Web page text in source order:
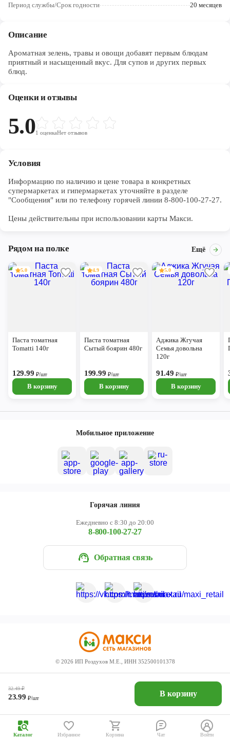
32.49₽
23.99₽/шт В корзину
Период службы/Срок годности 20 месяцев
Описание
Ароматная зелень, травы и овощи добавят первым блюдам
приятный и насыщенный вкус. Для супов и других первых
блюд.
Оценки и отзывы
5.01 оценкаНет отзывов
Условия
Информацию по наличию и цене товара в конкретных
супермаркетах и гипермаркетах уточняйте в разделе
"Сообщения" или по телефону горячей линии 8-800-100-27-27.
Цены действительны при использовании карты Макси.
Рядом на полке Ещё
5.0
Паста томатная
Tomatti 140г
129.99 ₽/шт
В корзину
4.9
Паста томатная
Сытый боярин 480г
199.99 ₽/шт
В корзину
5.0
Аджика Жгучая
Семья довольна
120г
91.49₽/шт
В корзину
Мобильное приложение
Горячая линия
Ежедневно с 8:30 до 20:00
8-800-100-27-27
Обратная связь
© 2026 ИП Роздухов М.Е., ИНН 352500101378
Каталог Избранное Корзина Чат Войти